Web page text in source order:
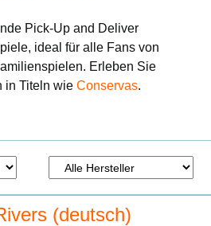
Pick-Up and Deliver
ideal für alle Fans von
Erleben Sie
in Titeln wieConservas.
(deutsch)